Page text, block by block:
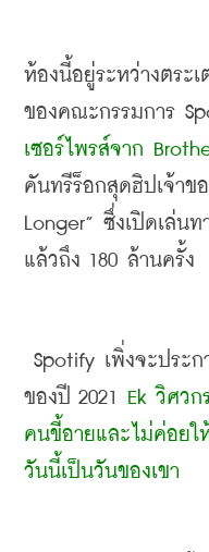
ห้องนี้อยู่ระหว่างตระ
ของคณะกรรมการ
เซอร์ไพรส์จาก
คันทรีร็อกสุดฮิปเจ้าข
Longer” ซึ่งเปิดเล่น
แล้วถึง 180 ล้านครั้ง
Spotify เพิ่งจะประ
ของปี
2021 Ek วิศวก
คนขี้อายและไม่ค่อย
วันนี้เป็นวันของเขา